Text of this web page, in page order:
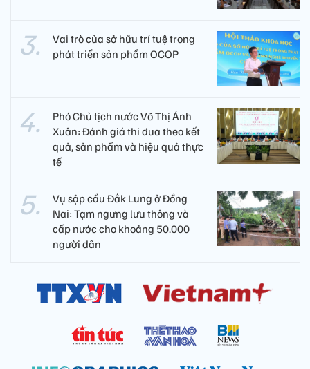
Vai trò của sở hữu trí tuệ trong
phát triển sản phẩm OCOP
Phó Chủ tịch nước Võ Thị Ánh
Xuân: Đánh giá thi đua theo kết
quả, sản phẩm và hiệu quả thực
tế
Vụ sập cầu Đắk Lung ở Đồng
Nai: Tạm ngưng lưu thông và
cấp nước cho khoảng 50.000
người dân